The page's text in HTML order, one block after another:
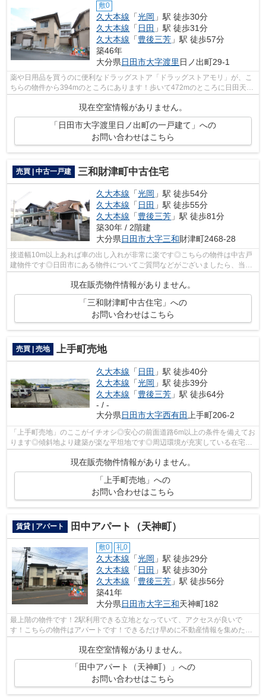
敷0
久大本線 「光岡 」駅 徒歩30分
久大本線 「日田 」駅 徒歩31分
久大本線 「豊後三芳 」駅 徒歩57分
築46年
大分県日田市大字渡里 日ノ出町29-1
薬や日用品を買うのに便利なドラッグストア「ドラッグストアモリ」が、こ
ちらの物件から394mのところにあります！歩いて472mのところに日田天神
現在空室情報がありません。
「日田市大字渡里日ノ出町の一戸建て」への
お問い合わせはこちら
売買 | 中古一戸建 三和財津町中古住宅
久大本線 「光岡 」駅 徒歩54分
久大本線 「 日田 」駅 徒歩55分
久大本線 「豊後三芳 」駅 徒歩81分
築30年 / 2階建
大分県日田市大字三和財津町2468-28
接道幅10m以上あれば車の出し入れが非常に楽です◎こちらの物件は中古戸
建物件です◎日田市にある物件についてご質問などがございましたら、当社
現在販売物件情報がありません。
「三和財津町中古住宅」への
お問い合わせはこちら
売買 | 売地 上手町売地
久大本線 「 日田 」駅 徒歩40分
久大本線 「光岡 」駅 徒歩39分
久大本線 「豊後三芳 」駅 徒歩64分
- / -
大分県日田市大字西有田 上手町206-2
「上手町売地」のここがイチオシ◎安心の前面道路6m以上の条件を備えてお
ります◎傾斜地より建築が楽な平坦地です◎周辺環境が充実している在宅用
現在販売物件情報がありません。
「上手町売地」への
お問い合わせはこちら
賃貸 | アパート 田中アパート（天神町）
敷0 礼0
久大本線 「光岡 」駅 徒歩29分
久大本線 「 日田 」駅 徒歩30分
久大本線 「豊後三芳 」駅 徒歩56分
築41年
大分県日田市大字三和天神町182
最上階の物件です！2駅利用できる立地となっていて、アクセスが良いで
す！こちらの物件はアパートです！できるだけ早めに不動産情報を集めたい
方は当社スタッフまでご連絡ください！地...
現在空室情報がありません。
「田中アパート（天神町）」への
お問い合わせはこちら